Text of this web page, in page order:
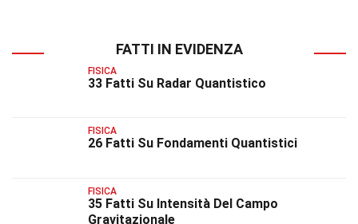
FATTI IN EVIDENZA
FISICA
33 Fatti Su Radar Quantistico
FISICA
26 Fatti Su Fondamenti Quantistici
FISICA
35 Fatti Su Intensità Del Campo
Gravitazionale